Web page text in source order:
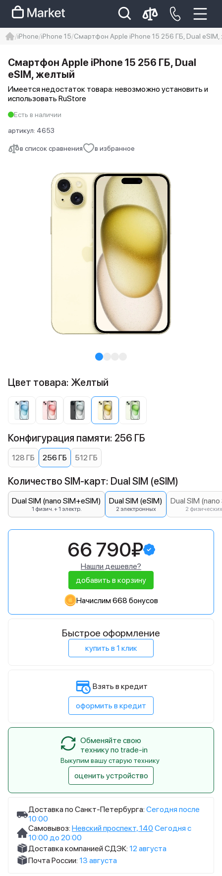
Iphone 14 pro max
айфон 14
iPhone iPhone 15 Смартфон Apple iPhone 15 256 ГБ, Dual
в список сравнения в избранное
Смартфон Apple iPhone 15 256 ГБ, Dual
eSIM, желтый
Имеется недостаток товара: невозможно установить и
использовать RuStore
Есть в наличии
артикул: 4653
Доставка по Санкт-Петербурга: Сегодня после
10:00
Самовывоз: Невский проспект, 140 Сегодня с
10:00 до 20:00
Доставка компанией СДЭК: 12 августа
Почта России: 13 августа
Цвет товара: Желтый
Конфигурация памяти: 256 ГБ
128 ГБ 256 ГБ 512 ГБ
Количество SIM-карт: Dual SIM (eSIM)
Dual SIM (nano SIM+eSIM)
1 физич. + 1 электр.
Dual SIM (eSIM)
2 электронных
Dual SIM
2 физических
66 790₽
Нашли дешевле?
добавить в корзину
Начислим 668 бонусов
Быстрое оформление
купить в 1 клик
Взять в кредит
оформить в кредит
Обменяйте свою
технику по trade-in
Выкупим вашу старую технику
оценить устройство